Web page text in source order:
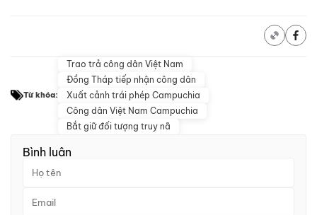
Từ khóa:
Trao trả công dân Việt Nam
Đồng Tháp tiếp nhận công dân
Xuất cảnh trái phép Campuchia
Công dân Việt Nam Campuchia
Bắt giữ đối tượng truy nã
Bình luận